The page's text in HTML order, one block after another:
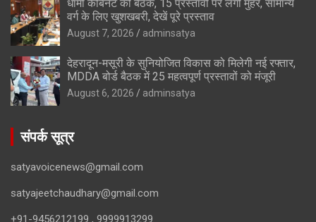
धामी कैबिनेट की बैठक, 15 प्रस्तावों पर लगी मुहर, सामान्य
वर्ग के लिए खुशखबरी, देखें पूरे प्रस्ताव
August 7, 2026 adminsatya
देहरादून-मसूरी के सुनियोजित विकास को मिलेगी नई रफ्तार,
MDDA बोर्ड बैठक में 25 महत्वपूर्ण प्रस्तावों को मंजूरी
August 6, 2026 adminsatya
संपर्क सूत्र
satyavoicenews@gmail.com
satyajeetchaudhary@gmail.com
+91-9456212199 , 9999913299